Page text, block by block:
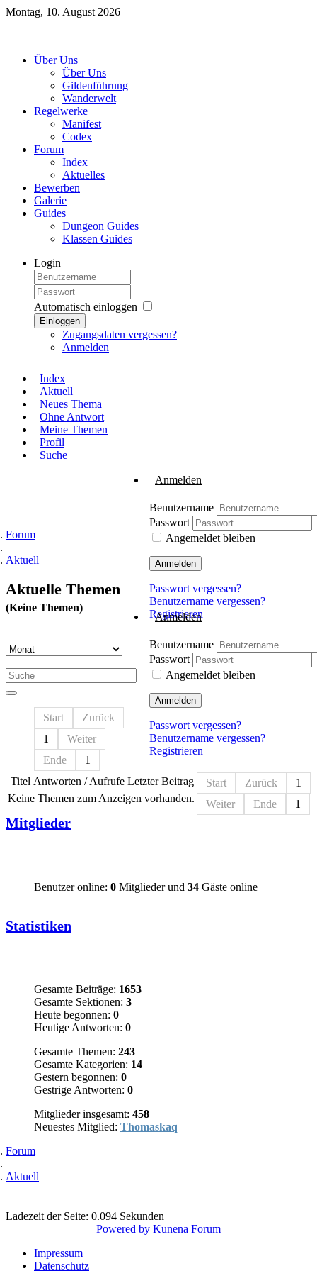
Montag, 10. August 2026
Über Uns
Über Uns
Gildenführung
Wanderwelt
Regelwerke
Manifest
Codex
Forum
Index
Aktuelles
Bewerben
Galerie
Guides
Dungeon Guides
Klassen Guides
Login
Automatisch einloggen
Einloggen
Zugangsdaten vergessen?
Anmelden
Index
Aktuell
Neues Thema
Ohne Antwort
Meine Themen
Profil
Suche
Anmelden
Benutzername
Passwort
Angemeldet bleiben
Anmelden
Passwort vergessen?
Benutzername vergessen?
Registrieren
Anmelden
Benutzername
Passwort
Angemeldet bleiben
Anmelden
Passwort vergessen?
Benutzername vergessen?
Registrieren
Forum
Aktuell
Aktuelle Themen
(Keine Themen)
Start
Zurück
1
Weiter
Ende
1
Titel Antworten / Aufrufe Letzter Beitrag
Keine Themen zum Anzeigen vorhanden.
Start Zurück
1
Weiter
Ende 1
Mitglieder
Benutzer online: 0 Mitglieder und 34 Gäste online
Statistiken
Gesamte Beiträge: 1653
Gesamte Sektionen: 3
Heute begonnen: 0
Heutige Antworten: 0
Gesamte Themen: 243
Gesamte Kategorien: 14
Gestern begonnen: 0
Gestrige Antworten: 0
Mitglieder insgesamt: 458
Neuestes Mitglied: Thomaskaq
Forum
Aktuell
Ladezeit der Seite: 0.094 Sekunden
Powered by Kunena Forum
Impressum
Datenschutz